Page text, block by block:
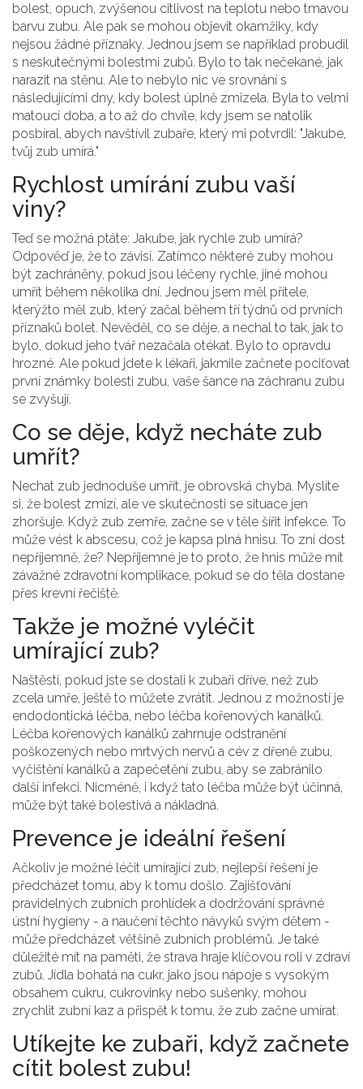
bolest, opuch, zvýšenou citlivost na teplotu nebo tmavou
barvu zubu. Ale pak se mohou objevit okamžiky, kdy
nejsou žádné příznaky. Jednou jsem se například probudil
s neskutečnými bolestmi zubů. Bylo to tak nečekané, jak
narazit na stěnu. Ale to nebylo nic ve srovnání s
následujícími dny, kdy bolest úplně zmizela. Byla to velmi
matoucí doba, a to až do chvíle, kdy jsem se natolik
posbíral, abych navštívil zubaře, který mi potvrdil: "Jakube,
tvůj zub umírá."
Rychlost umírání zubu vaší
viny?
Teď se možná ptáte: Jakube, jak rychle zub umírá?
Odpověď je, že to závisí. Zatímco některé zuby mohou
být zachráněny, pokud jsou léčeny rychle, jiné mohou
umřít během několika dní. Jednou jsem měl přítele,
kterýžto měl zub, který začal během tří týdnů od prvních
příznaků bolet. Nevěděl, co se děje, a nechal to tak, jak to
bylo, dokud jeho tvář nezačala otékat. Bylo to opravdu
hrozné. Ale pokud jdete k lékaři, jakmile začnete pociťovat
první známky bolesti zubu, vaše šance na záchranu zubu
se zvyšují.
Co se děje, když necháte zub
umřít?
Nechat zub jednoduše umřít, je obrovská chyba. Myslíte
si, že bolest zmizí, ale ve skutečnosti se situace jen
zhoršuje. Když zub zemře, začne se v těle šířit infekce. To
může vést k abscesu, což je kapsa plná hnisu. To zní dost
nepříjemně, že? Nepříjemné je to proto, že hnis může mít
závažné zdravotní komplikace, pokud se do těla dostane
přes krevní řečiště.
Takže je možné vyléčit
umírající zub?
Naštěstí, pokud jste se dostali k zubaři dříve, než zub
zcela umře, ještě to můžete zvrátit. Jednou z možností je
endodontická léčba, nebo léčba kořenových kanálků.
Léčba kořenových kanálků zahrnuje odstranění
poškozených nebo mrtvých nervů a cév z dřeně zubu,
vyčištění kanálků a zapečetění zubu, aby se zabránilo
další infekci. Nicméně, i když tato léčba může být účinná,
může být také bolestivá a nákladná.
Prevence je ideální řešení
Ačkoliv je možné léčit umírající zub, nejlepší řešení je
předcházet tomu, aby k tomu došlo. Zajišťování
pravidelných zubních prohlídek a dodržování správné
ústní hygieny - a naučení těchto návyků svým dětem -
může předcházet většině zubních problémů. Je také
důležité mít na paměti, že strava hraje klíčovou roli v zdraví
zubů. Jídla bohatá na cukr, jako jsou nápoje s vysokým
obsahem cukru, cukrovinky nebo sušenky, mohou
zrychlit zubní kaz a přispět k tomu, že zub začne umírat.
Utíkejte ke zubaři, když začnete
cítit bolest zubu!